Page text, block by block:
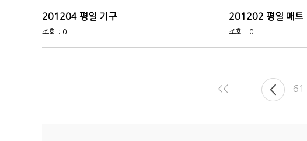
201204 평일 기구
조회 : 0
201202 평일 매트
조회 : 0
<< 61